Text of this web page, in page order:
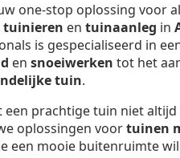
one-stop oplossing voor
tuinieren en tuinaanleg in
is gespecialiseerd in
en snoeiwerken tot het
tuin.
een prachtige tuin niet altijd
oplossingen voortuinen
een mooie buitenruimte